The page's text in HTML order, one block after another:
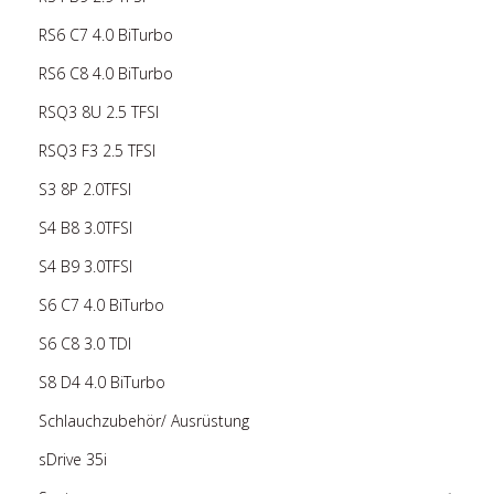
RS6 C7 4.0 BiTurbo
RS6 C8 4.0 BiTurbo
RSQ3 8U 2.5 TFSI
RSQ3 F3 2.5 TFSI
S3 8P 2.0TFSI
S4 B8 3.0TFSI
S4 B9 3.0TFSI
S6 C7 4.0 BiTurbo
S6 C8 3.0 TDI
S8 D4 4.0 BiTurbo
Schlauchzubehör/ Ausrüstung
sDrive 35i